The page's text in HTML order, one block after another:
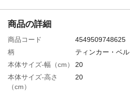
商品の詳細
商品コード
4549509748625
柄
ティンカー・ベル
本体サイズ-幅（cm）
20
本体サイズ-高さ
（cm）
20